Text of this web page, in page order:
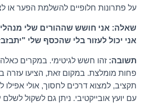
על פתרונות חלופיים להשלמת הפער או
שאלה: אני חושש שההורים שלי
אני יכול לעזור בלי שהכסף שלי
תשובה: זהו חשש לגיטימי. במקרים
פחות מומלצת. במקום זאת, הציעו עזרה
תקציב, למצוא דרכים לחסוך, אולי אפילו
עם יועץ אובייקטיבי. ניתן גם לשקול